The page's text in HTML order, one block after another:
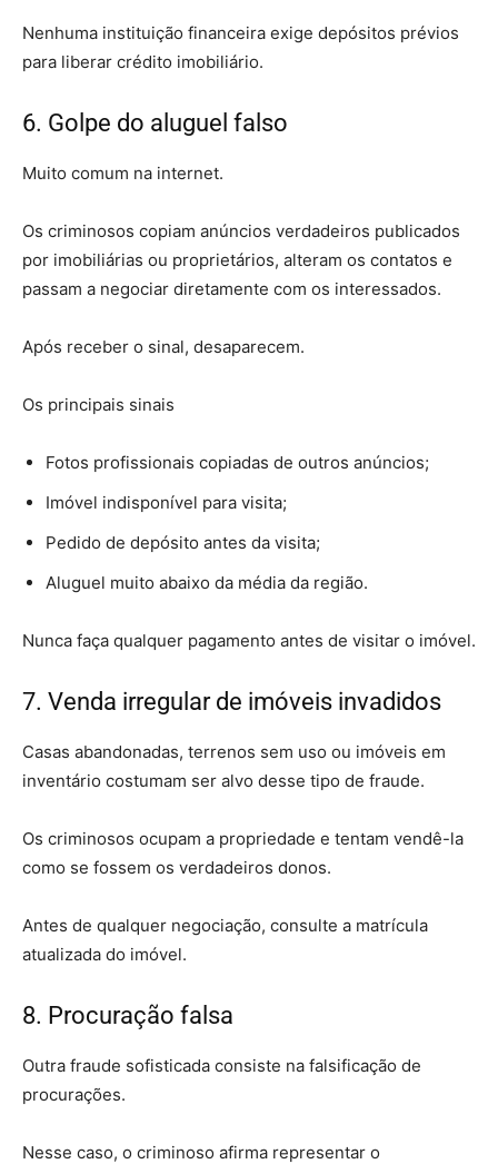
Nenhuma instituição financeira exige depósitos prévios
para liberar crédito imobiliário.
6. Golpe do aluguel falso
Muito comum na internet.
Os criminosos copiam anúncios verdadeiros publicados
por imobiliárias ou proprietários, alteram os contatos e
passam a negociar diretamente com os interessados.
Após receber o sinal, desaparecem.
Os principais sinais
Fotos profissionais copiadas de outros anúncios;
Imóvel indisponível para visita;
Pedido de depósito antes da visita;
Aluguel muito abaixo da média da região.
Nunca faça qualquer pagamento antes de visitar o imóvel.
7. Venda irregular de imóveis invadidos
Casas abandonadas, terrenos sem uso ou imóveis em
inventário costumam ser alvo desse tipo de fraude.
Os criminosos ocupam a propriedade e tentam vendê-la
como se fossem os verdadeiros donos.
Antes de qualquer negociação, consulte a matrícula
atualizada do imóvel.
8. Procuração falsa
Outra fraude sofisticada consiste na falsificação de
procurações.
Nesse caso, o criminoso afirma representar o